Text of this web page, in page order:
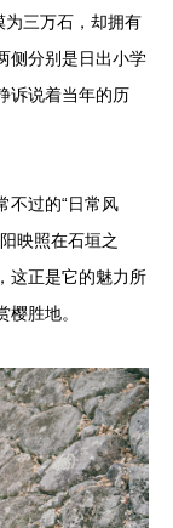
为三万石，却拥有
侧分别是日出小学
诉说着当年的历
不过的“日常风
映照在石垣之
这正是它的魅力所
胜地。